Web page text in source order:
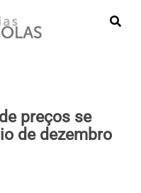
preços se
de dezembro